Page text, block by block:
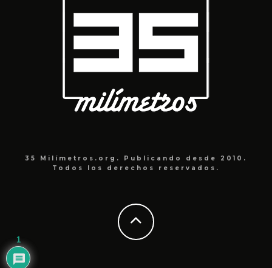
35 Milímetros.org. Publicando desde 2010.
Todos los derechos reservados.
1